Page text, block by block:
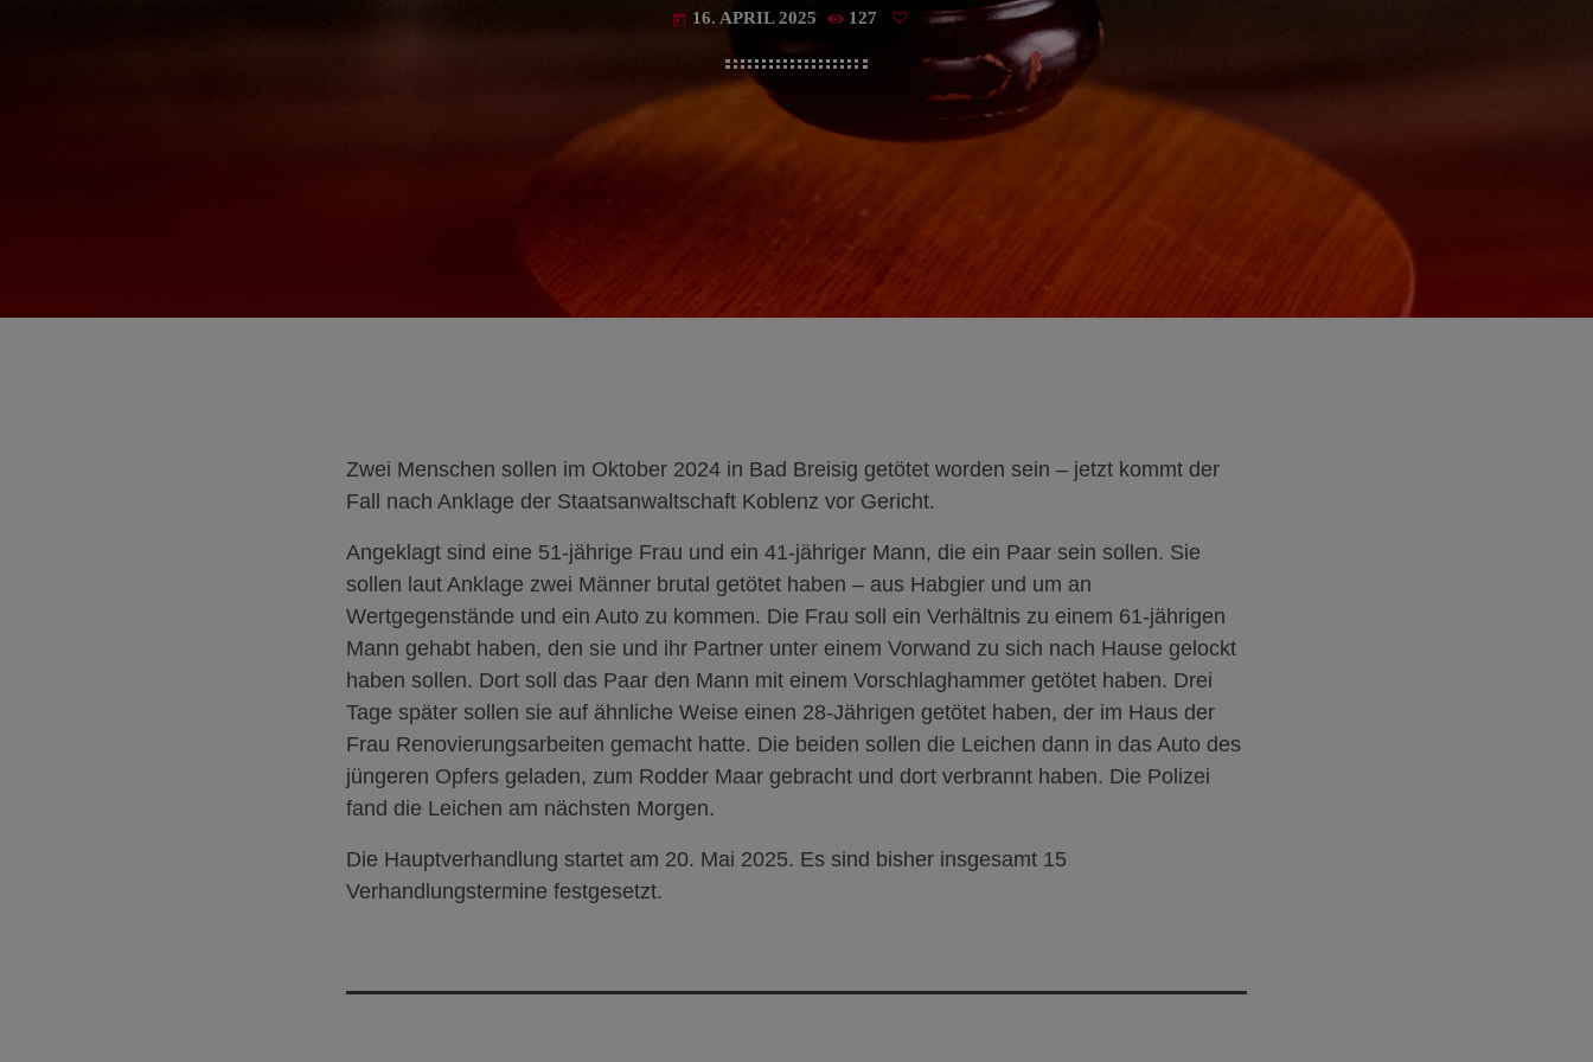
today 16. APRIL 2025 127
Zwei Menschen sollen im Oktober 2024 in Bad Breisig getötet worden sein – jetzt kommt der
Fall nach Anklage der Staatsanwaltschaft Koblenz vor Gericht.
Angeklagt sind eine 51-jährige Frau und ein 41-jähriger Mann, die ein Paar sein sollen. Sie
sollen laut Anklage zwei Männer brutal getötet haben – aus Habgier und um an
Wertgegenstände und ein Auto zu kommen. Die Frau soll ein Verhältnis zu einem 61-jährigen
Mann gehabt haben, den sie und ihr Partner unter einem Vorwand zu sich nach Hause gelockt
haben sollen. Dort soll das Paar den Mann mit einem Vorschlaghammer getötet haben. Drei
Tage später sollen sie auf ähnliche Weise einen 28-Jährigen getötet haben, der im Haus der
Frau Renovierungsarbeiten gemacht hatte. Die beiden sollen die Leichen dann in das Auto des
jüngeren Opfers geladen, zum Rodder Maar gebracht und dort verbrannt haben. Die Polizei
fand die Leichen am nächsten Morgen.
Die Hauptverhandlung startet am 20. Mai 2025. Es sind bisher insgesamt 15
Verhandlungstermine festgesetzt.